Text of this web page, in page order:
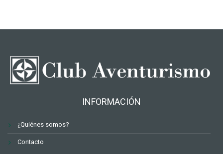
INFORMACIÓN
¿Quiénes somos?
Contacto